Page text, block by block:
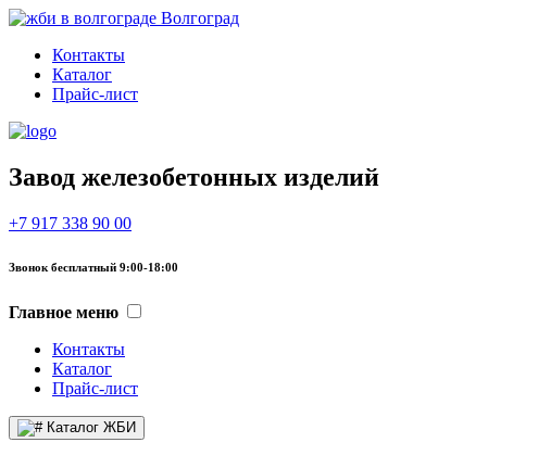
Волгоград
Контакты
Каталог
Прайс-лист
Завод железобетонных изделий
+7 917 338 90 00
Звонок бесплатный 9:00-18:00
Главное меню
Контакты
Каталог
Прайс-лист
Каталог ЖБИ